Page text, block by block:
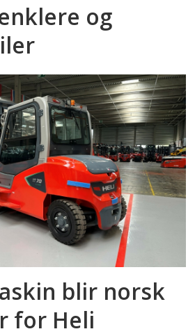
og
blir norsk
for Heli